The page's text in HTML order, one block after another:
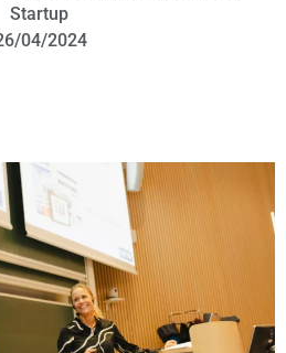
Startup
04/2024